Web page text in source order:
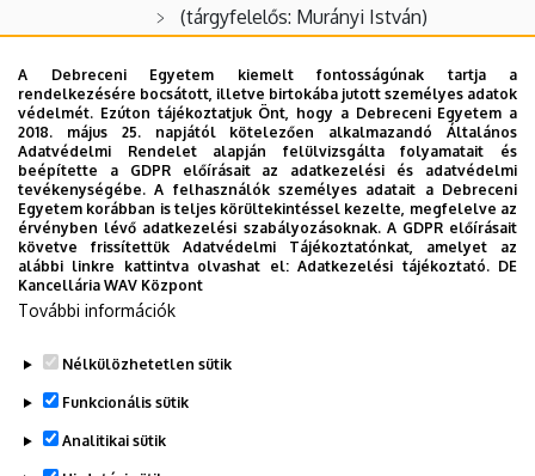
(tárgyfelelős: Murányi István)
4. Közpolitika
(tárgyfelelős: Krémer Balázs)
5. Munkaszociológia
(tárgyfelelős: Csoba Judit)
6.Helyi ellátórendszerek (Szociális
szolgáltatások)
Legutóbbi frissítés: 2023. 03. 26. 19:56
A Debreceni Egyetem kiemelt fontosságúnak tartja a
rendelkezésére bocsátott, illetve birtokába jutott személyes adatok
védelmét. Ezúton tájékoztatjuk Önt, hogy a Debreceni Egyetem a
2018. május 25. napjától kötelezően alkalmazandó Általános
Adatvédelmi Rendelet alapján felülvizsgálta folyamatait és
beépítette a GDPR előírásait az adatkezelési és adatvédelmi
tevékenységébe. A felhasználók személyes adatait a Debreceni
Egyetem korábban is teljes körültekintéssel kezelte, megfelelve az
érvényben lévő adatkezelési szabályozásoknak. A GDPR előírásait
követve frissítettük Adatvédelmi Tájékoztatónkat, amelyet az
alábbi linkre kattintva olvashat el:Adatkezelési tájékoztató. DE
Kancellária WAV Központ
További információk
Nélkülözhetetlen sütik
Funkcionális sütik
Analitikai sütik